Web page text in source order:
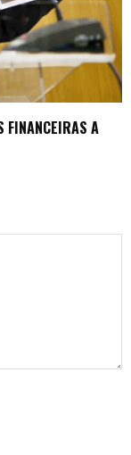
FINANCEIRAS A